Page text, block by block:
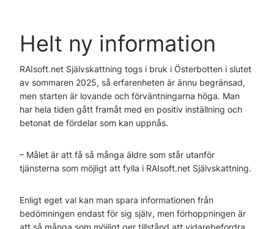
Helt ny information
RAIsoft.net Självskattning togs i bruk i Österbotten i slutet
av sommaren 2025, så erfarenheten är ännu begränsad,
men starten är lovande och förväntningarna höga. Man
har hela tiden gått framåt med en positiv inställning och
betonat de fördelar som kan uppnås.
– Målet är att få så många äldre som står utanför
tjänsterna som möjligt att fylla i RAIsoft.net Självskattning.
Enligt eget val kan man spara informationen från
bedömningen endast för sig själv, men förhoppningen är
att så många som möjligt ger tillstånd att vidarebefordra